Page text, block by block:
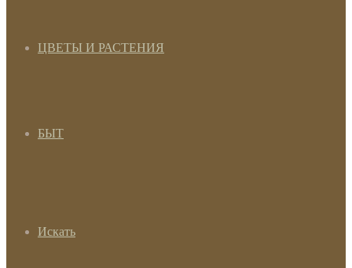
ЦВЕТЫ И РАСТЕНИЯ
БЫТ
Искать